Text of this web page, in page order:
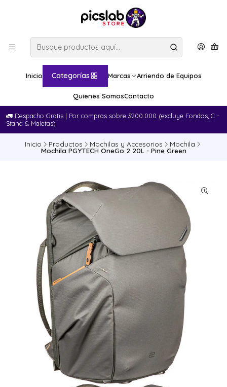
Inicio Categorías Marcas Arriendo de Equipos
Quienes SomosContacto
🚛​ Despacho Gratis | Por compras sobre $200.000 (excluye Fondos, C -
Stand & Maletas)
Inicio Productos Mochilas y Accesorios Mochila
Mochila PGYTECH OneGo 2 20L - Pine Green